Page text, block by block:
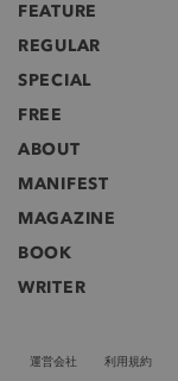
FEATURE
REGULAR
SPECIAL
FREE
ABOUT
MANIFEST
MAGAZINE
BOOK
WRITER
運営会社 利用規約